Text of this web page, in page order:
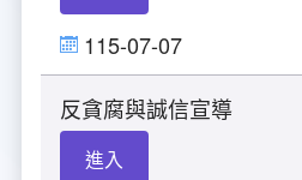
五十週年紀念專區
五十週年紀念影片
五十週年紀念專刊
如何加入我們
服務進化史
服務介紹
服務進化史
安全管理
安全管理介紹
安全管理進化史
總臺長與民有約
民意論壇
問卷調查
氣象資料申辦
氣象報文歷史資料
航空氣象曙暮光資訊
常見問答
雙語詞彙
無障礙服務
相關連結
交通部暨所屬機關
國內機場
計畫簡介
設計概念
建築工程
主動公開資訊
法律、法規及行政規則
行政指導有關文書
為民服務考核專區
提升服務品質執行辦法
性別平等專區
類-
列 115-07-07
反貪腐與誠信宣導
進入